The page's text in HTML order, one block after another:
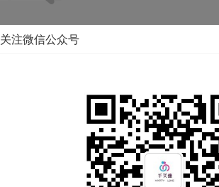
没有符合条件的信息！
关注微信公众号